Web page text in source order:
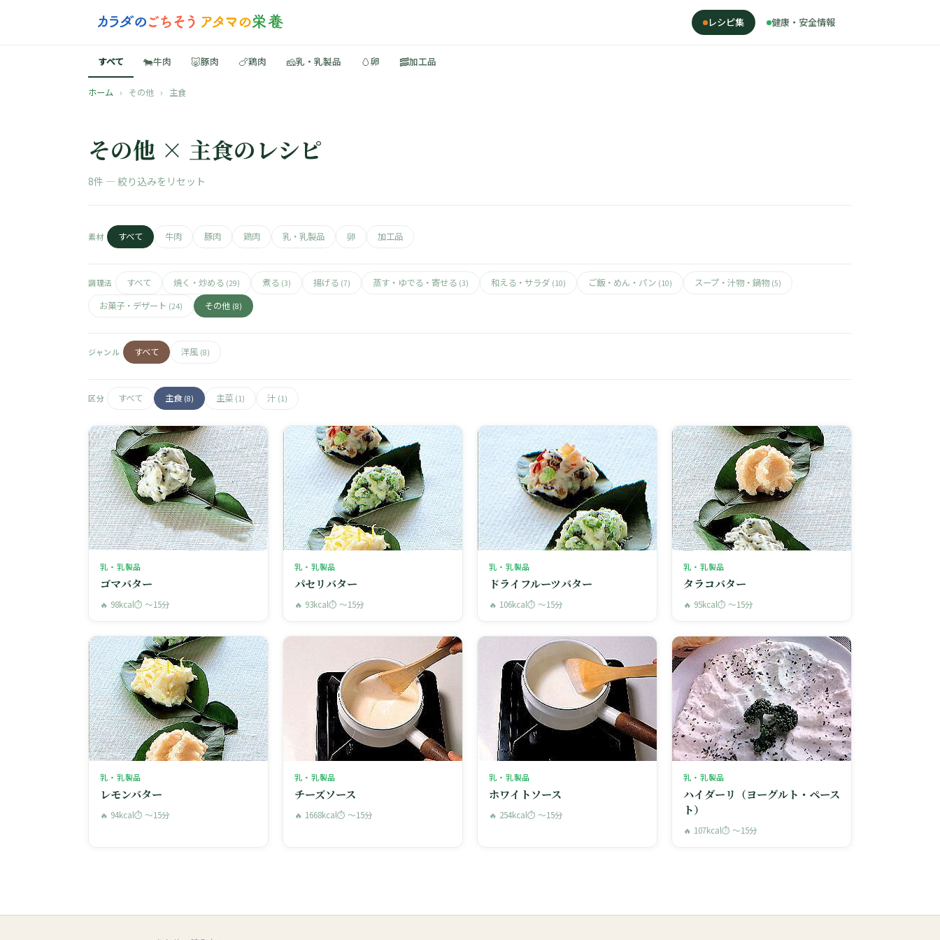
レシピ集 健康・安全情報
すべて 🐄牛肉 🐷豚肉 🍗鶏肉 🧀乳・乳製品 🥚卵 🥓加工品
ホーム › その他 › 主食
その他 × 主食のレシピ
8件 — 絞り込みをリセット
素材 すべて 牛肉 豚肉 鶏肉 乳・乳製品 卵 加工品
調理法 すべて 焼く・炒める (29) 煮る (3) 揚げる (7) 蒸す・ゆでる・寄せる (3) 和える・サラダ (10) ご飯・めん・パン (10) スープ・汁物・鍋物 (5)
お菓子・デザート (24) その他 (8)
ジャンル すべて 洋風 (8)
区分 すべて 主食 (8) 主菜 (1) 汁 (1)
乳・乳製品
ゴマバター
🔥 98kcal⏱ 〜15分
乳・乳製品
パセリバター
🔥 93kcal⏱ 〜15分
乳・乳製品
ドライフルーツバター
🔥 106kcal⏱ 〜15分
乳・乳製品
タラコバター
🔥 95kcal⏱ 〜15分
乳・乳製品
レモンバター
🔥 94kcal⏱ 〜15分
乳・乳製品
チーズソース
🔥 1668kcal⏱ 〜15分
乳・乳製品
ホワイトソース
🔥 254kcal⏱ 〜15分
乳・乳製品
ハイダーリ（ヨーグルト・ペース
ト）
🔥 107kcal⏱ 〜15分